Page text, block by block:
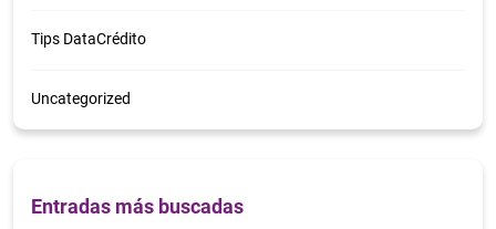
Tips DataCrédito
Uncategorized
Entradas más buscadas